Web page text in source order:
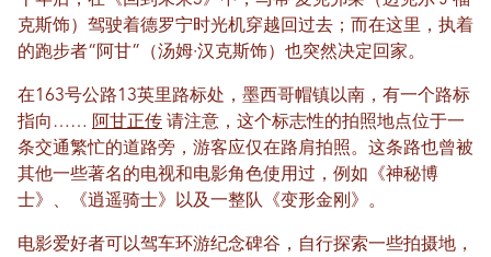
克斯饰）驾驶着德罗宁时光机穿越回过去；而在这里，执着
的跑步者“阿甘”（汤姆·汉克斯饰）也突然决定回家。
在163号公路13英里路标处，墨西哥帽镇以南，有一个路标
指向…… 阿甘正传 请注意，这个标志性的拍照地点位于一
条交通繁忙的道路旁，游客应仅在路肩拍照。这条路也曾被
其他一些著名的电视和电影角色使用过，例如《神秘博
士》、《逍遥骑士》以及一整队《变形金刚》。
电影爱好者可以驾车环游纪念碑谷，自行探索一些拍摄地，